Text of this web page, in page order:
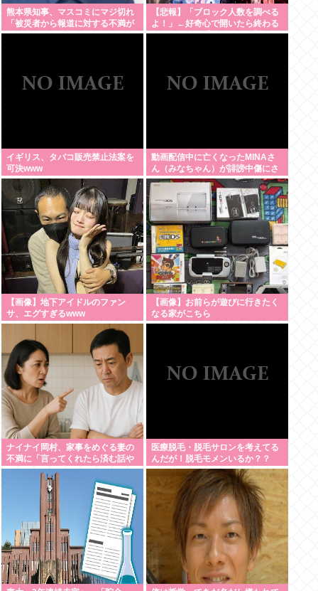
熊本県知事、マスコミにマジ切れ
「被災者から報道に対する不満が
県に来てる、遺族の所に押しかけ
【悲報】「ブロック人数を調べる
よ！」←好奇心で開いたら終わる
サイトだった【HotTweets】
イギリス、タバコ販売禁止法案を
可決www
動画配信中に亡くなったMINAさ
ん（みなちゃん）が誹謗中傷にさ
らされた経緯がこちら…
【画像】地下アイドルのファン
サ、エグすぎるwww
【画像】お前らが遊びに行きたく
なる家がこちら
ナイナイ岡村、家事をめぐる妻の
不満に「言ってくれたら済む話や
ん」になるみ「バイトやったらク
ビやで」説教受け黙り込む | バイ
トちゃうやろ
医療脱毛・脱毛サロンを考えてる
んだが！脱毛モメンいるか？？